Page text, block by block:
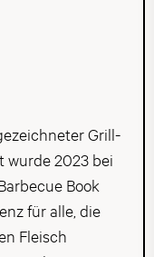
Grill-
wurde 2023 bei
Book
für alle, die
Fleisch